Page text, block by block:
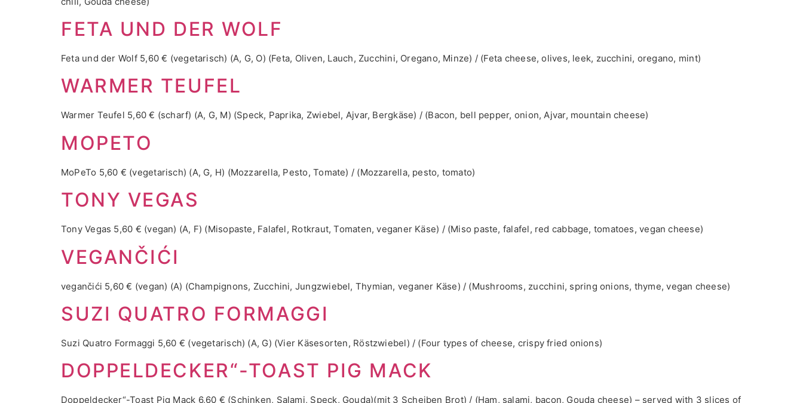
FETA UND DER WOLF
Feta und der Wolf 5,60 € (vegetarisch) (A, G, O) (Feta, Oliven, Lauch, Zucchini, Oregano, Minze) / (Feta cheese, olives, leek, zucchini, oregano, mint)
WARMER TEUFEL
Warmer Teufel 5,60 € (scharf) (A, G, M) (Speck, Paprika, Zwiebel, Ajvar, Bergkäse) / (Bacon, bell pepper, onion, Ajvar, mountain cheese)
MOPETO
MoPeTo 5,60 € (vegetarisch) (A, G, H) (Mozzarella, Pesto, Tomate) / (Mozzarella, pesto, tomato)
TONY VEGAS
Tony Vegas 5,60 € (vegan) (A, F) (Misopaste, Falafel, Rotkraut, Tomaten, veganer Käse) / (Miso paste, falafel, red cabbage, tomatoes, vegan cheese)
VEGANČIĆI
vegančići 5,60 € (vegan) (A) (Champignons, Zucchini, Jungzwiebel, Thymian, veganer Käse) / (Mushrooms, zucchini, spring onions, thyme, vegan cheese)
SUZI QUATRO FORMAGGI
Suzi Quatro Formaggi 5,60 € (vegetarisch) (A, G) (Vier Käsesorten, Röstzwiebel) / (Four types of cheese, crispy fried onions)
DOPPELDECKER“-TOAST PIG MACK
Doppeldecker“-Toast Pig Mack 6,60 € (Schinken, Salami, Speck, Gouda)(mit 3 Scheiben Brot) / (Ham, salami, bacon, Gouda cheese) – served with 3 slices of